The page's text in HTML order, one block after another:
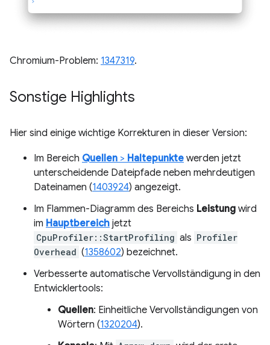
Chromium-Problem: 1347319.
Sonstige Highlights
Hier sind einige wichtige Korrekturen in dieser Version:
Im Bereich Quellen > Haltepunkte werden jetzt
unterscheidende Dateipfade neben mehrdeutigen
Dateinamen (1403924) angezeigt.
Im Flammen-Diagramm des Bereichs Leistung wird
im Hauptbereich jetzt
CpuProfiler::StartProfiling als Profiler
Overhead (1358602) bezeichnet.
Verbesserte automatische Vervollständigung in den
Entwicklertools:
Quellen: Einheitliche Vervollständigungen von
Wörtern (1320204).